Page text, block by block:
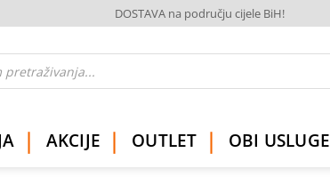
DOSTAVA na području cijele BiH!
AKCIJE OUTLET OBI USLUGE